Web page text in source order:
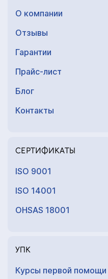
О компании
Отзывы
Гарантии
Прайс-лист
Блог
Контакты
СЕРТИФИКАТЫ
ISO 9001
ISO 14001
OHSAS 18001
УПК
Курсы первой помощи